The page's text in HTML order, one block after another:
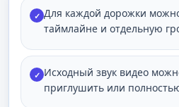
✓ Для каждой дорожки
таймлайне и отдельную
✓ Исходный звук видео
приглушить или